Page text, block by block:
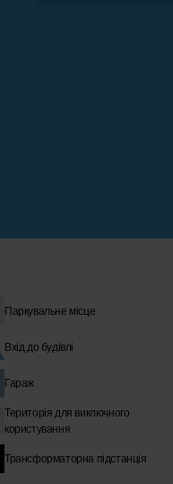
Паркувальне місце
Вхід до будівлі
Гараж
Територія для виключного
користування
Трансформаторна підстанція